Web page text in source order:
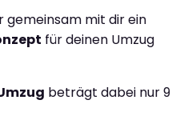
gemeinsam mit dir ein
für deinen Umzug
beträgt dabei nur 9